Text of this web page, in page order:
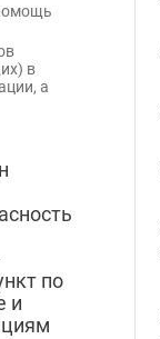
в
а
по
и